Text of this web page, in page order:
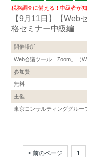
税務調査に備える！中級者が
【9月11日】【Web
格セミナー中級編
開催場所
Web会議ツール「Zoom」（
参加費
無料
主催
東京コンサルティンググルー
< 前のページ 1